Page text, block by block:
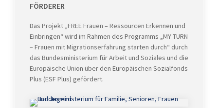
FÖRDERER
Das Projekt „FREE Frauen – Ressourcen Erkennen und
Einbringen“ wird im Rahmen des Programms „MY TURN
– Frauen mit Migrationserfahrung starten durch“ durch
das Bundesministerium für Arbeit und Soziales und die
Europäische Union über den Europäischen Sozialfonds
Plus (ESF Plus) gefördert.